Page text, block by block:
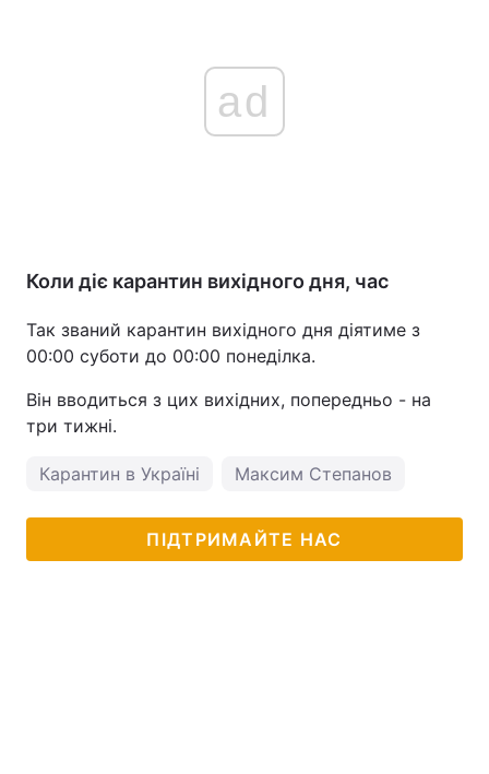
ad
Коли діє карантин вихідного дня, час
Так званий карантин вихідного дня діятиме з
00:00 суботи до 00:00 понеділка.
Він вводиться з цих вихідних, попередньо - на
три тижні.
Карантин в Україні Максим Степанов
ПІДТРИМАЙТЕ НАС